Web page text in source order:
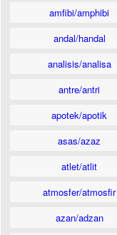
amfibi/amphibi
andal/handal
analisis/analisa
antre/antri
apotek/apotik
asas/azaz
atlet/atlit
atmosfer/atmosfir
azan/adzan